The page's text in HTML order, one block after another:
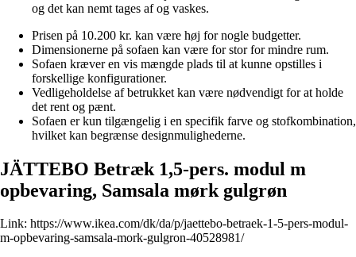
og det kan nemt tages af og vaskes.
Prisen på 10.200 kr. kan være høj for nogle budgetter.
Dimensionerne på sofaen kan være for stor for mindre rum.
Sofaen kræver en vis mængde plads til at kunne opstilles i
forskellige konfigurationer.
Vedligeholdelse af betrukket kan være nødvendigt for at holde
det rent og pænt.
Sofaen er kun tilgængelig i en specifik farve og stofkombination,
hvilket kan begrænse designmulighederne.
JÄTTEBO Betræk 1,5-pers. modul m
opbevaring, Samsala mørk gulgrøn
Link: https://www.ikea.com/dk/da/p/jaettebo-betraek-1-5-pers-modul-
m-opbevaring-samsala-mork-gulgron-40528981/